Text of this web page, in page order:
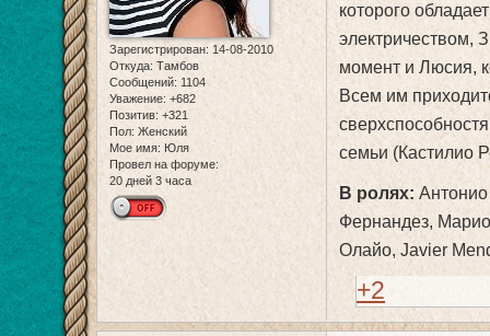
Зарегистрирован: 14-08-2010
Откуда: Тамбов
Сообщений: 1104
Уважение: +682
Позитив: +321
Пол: Женский
Мое имя: Юля
Провел на форуме:
20 дней 3 часа
которого
электричеством,
момент и Люсия,
Всем им
семьи (Кастилио
В ролях:
Фернандез,
Олайо, Javier
+2